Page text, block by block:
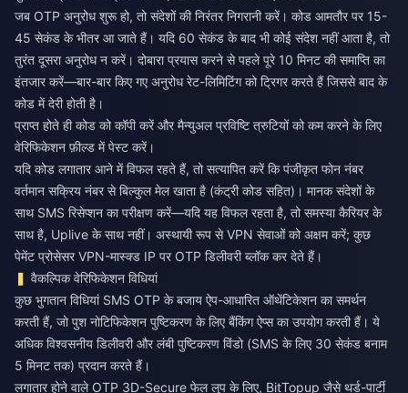
जब OTP अनुरोध शुरू हो, तो संदेशों की निरंतर निगरानी करें। कोड आमतौर पर 15-
45 सेकंड के भीतर आ जाते हैं। यदि 60 सेकंड के बाद भी कोई संदेश नहीं आता है, तो
तुरंत दूसरा अनुरोध न करें। दोबारा प्रयास करने से पहले पूरे 10 मिनट की समाप्ति का
इंतजार करें—बार-बार किए गए अनुरोध रेट-लिमिटिंग को ट्रिगर करते हैं जिससे बाद के
कोड में देरी होती है।
प्राप्त होते ही कोड को कॉपी करें और मैन्युअल प्रविष्टि त्रुटियों को कम करने के लिए
वेरिफिकेशन फ़ील्ड में पेस्ट करें।
यदि कोड लगातार आने में विफल रहते हैं, तो सत्यापित करें कि पंजीकृत फोन नंबर
वर्तमान सक्रिय नंबर से बिल्कुल मेल खाता है (कंट्री कोड सहित)। मानक संदेशों के
साथ SMS रिसेप्शन का परीक्षण करें—यदि यह विफल रहता है, तो समस्या कैरियर के
साथ है, Uplive के साथ नहीं। अस्थायी रूप से VPN सेवाओं को अक्षम करें; कुछ
पेमेंट प्रोसेसर VPN-मास्क्ड IP पर OTP डिलीवरी ब्लॉक कर देते हैं।
वैकल्पिक वेरिफिकेशन विधियां
कुछ भुगतान विधियां SMS OTP के बजाय ऐप-आधारित ऑथेंटिकेशन का समर्थन
करती हैं, जो पुश नोटिफिकेशन पुष्टिकरण के लिए बैंकिंग ऐप्स का उपयोग करती हैं। ये
अधिक विश्वसनीय डिलीवरी और लंबी पुष्टिकरण विंडो (SMS के लिए 30 सेकंड बनाम
5 मिनट तक) प्रदान करते हैं।
लगातार होने वाले OTP 3D-Secure फेल लूप के लिए, BitTopup जैसे थर्ड-पार्टी